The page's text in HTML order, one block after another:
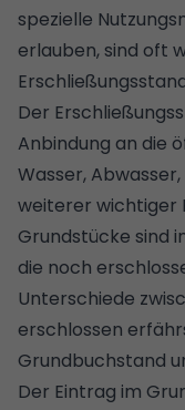
spezielle
erlauben, sind oft
Der
Anbindung an die
Wasser,
weiterer wichtiger
Grundstücke sind
die noch
Unterschiede
erschlossen
Grundbuchstand
Der Eintrag im